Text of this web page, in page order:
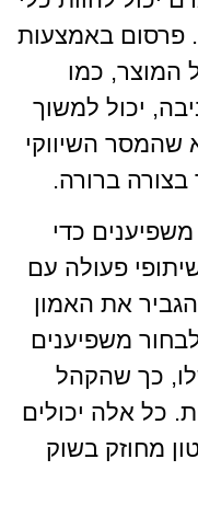
פרסום באמצעות
המוצר, כמו
יכול למשוך
שהמסר השיווקי
ברורה.
כדי
פעולה עם
את האמון
משפיענים
כך שהקהל
כל אלה יכולים
מחוזק בשוק